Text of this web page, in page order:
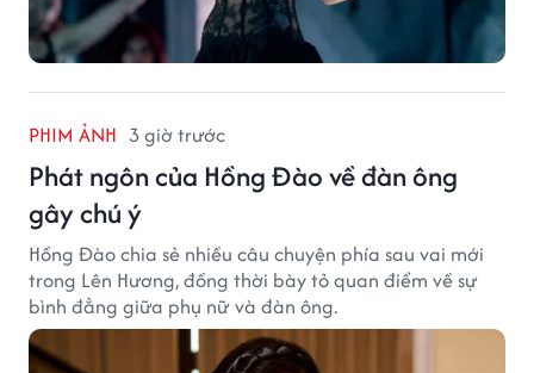
PHIM ẢNH 3 giờ trước
Phát ngôn của Hồng Đào về đàn ông
gây chú ý
Hồng Đào chia sẻ nhiều câu chuyện phía sau vai mới
trong Lên Hương, đồng thời bày tỏ quan điểm về sự
bình đẳng giữa phụ nữ và đàn ông.